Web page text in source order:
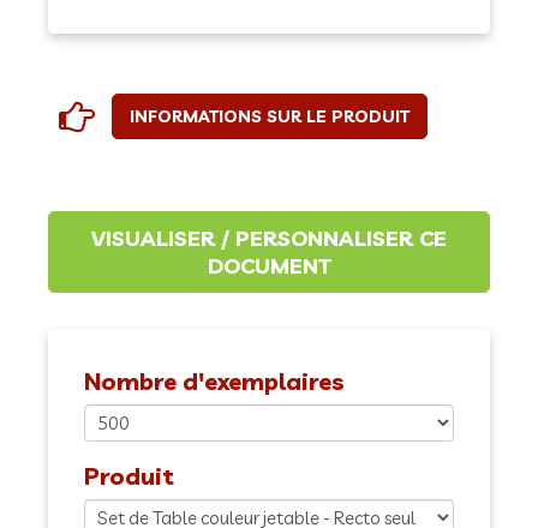
INFORMATIONS SUR LE PRODUIT
Nombre d'exemplaires
Produit